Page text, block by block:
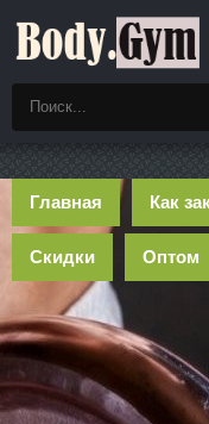
Главная Как
Скидки Оптом